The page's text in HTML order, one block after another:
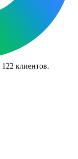
122 клиентов.